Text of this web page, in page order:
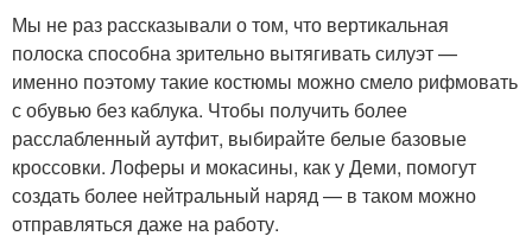
Мы не раз рассказывали о том, что вертикальная
полоска способна зрительно вытягивать силуэт —
именно поэтому такие костюмы можно смело рифмовать
с обувью без каблука. Чтобы получить более
расслабленный аутфит, выбирайте белые базовые
кроссовки. Лоферы и мокасины, как у Деми, помогут
создать более нейтральный наряд — в таком можно
отправляться даже на работу.